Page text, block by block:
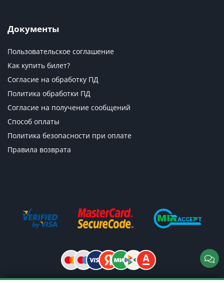
Документы
Пользовательское соглашение
Как купить билет?
Согласие на обработку ПД
Политика обработки ПД
Согласие на получение сообщений
Способ оплаты
Политика безопасности при оплате
Правила возврата